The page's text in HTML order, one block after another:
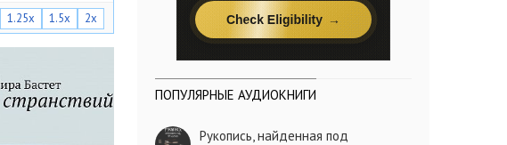
1.25x 1.5x 2x
ПОПУЛЯРНЫЕ АУДИОКНИГИ
Рукопись, найденная под